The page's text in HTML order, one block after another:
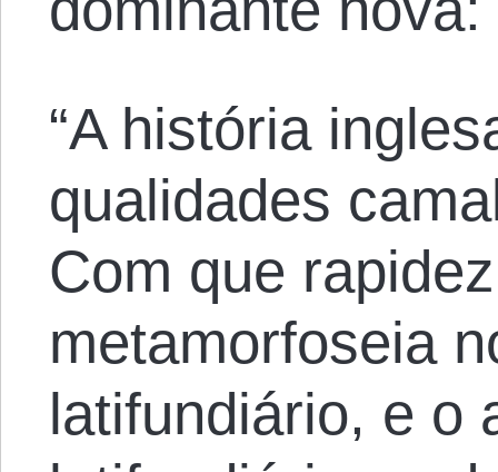
“A história
qualidades
Com que
metamorfoseia
latifundiário, e o